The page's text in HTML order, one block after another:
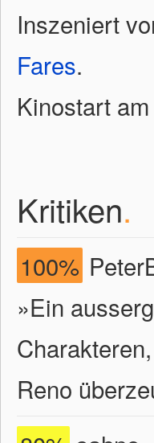
Inszeniert
Fares.
Kinostart am
Kritiken.
100%
»Ein
Reno